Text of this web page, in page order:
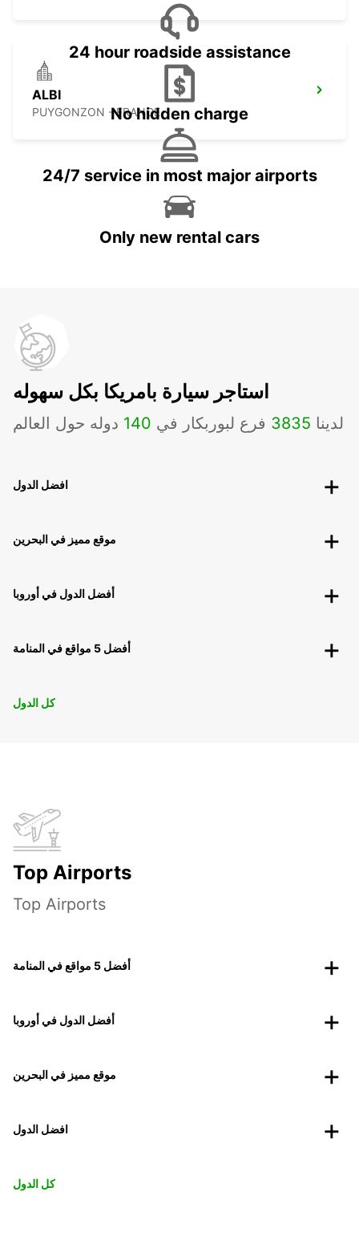
ALBI
PUYGONZON - FRANCE
24 hour roadside assistance
No hidden charge
24/7 service in most major airports
Only new rental cars
استاجر سيارة بامريكا بكل سهوله
لدينا 3835 فرع لبوربكار في 140 دوله حول العالم
افضل الدول
موقع مميز في البحرين
أفضل الدول في أوروبا
أفضل 5 مواقع في المنامة
كل الدول
Top Airports
Top Airports
أفضل 5 مواقع في المنامة
أفضل الدول في أوروبا
موقع مميز في البحرين
افضل الدول
كل الدول